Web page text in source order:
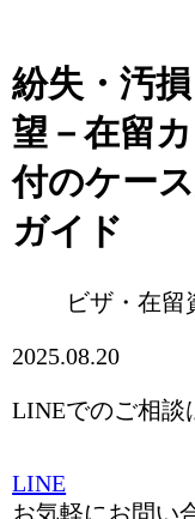
紛失・汚
望－在留
付のケー
ガイド
ビザ・在留
2025.08.20
LINEでのご相談
LINE
お気軽にお問い